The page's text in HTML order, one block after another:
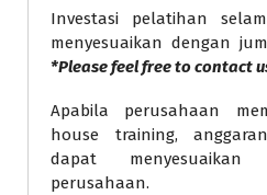
Investasi pelatihan
menyesuaikan dengan
*Please feel free to contact
Apabila perusahaan
house training,
dapat menyesuaikan
perusahaan.